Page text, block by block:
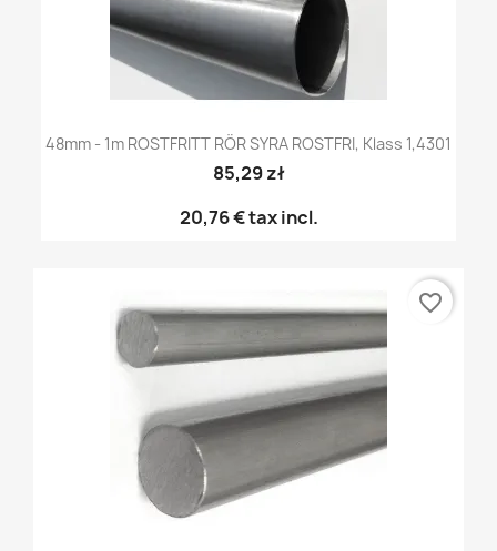
48mm - 1m ROSTFRITT RÖR SYRA ROSTFRI, Klass 1,4301
85,29 zł
20,76 €tax incl.
favorite_border